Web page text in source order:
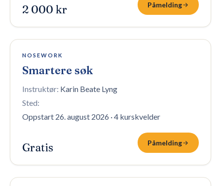
2 000 kr Påmelding
10 plasser igjen
NOSEWORK
Smartere søk
Instruktør: Karin Beate Lyng
Sted:
Oppstart 26. august 2026 ·4 kurskvelder
Gratis Påmelding